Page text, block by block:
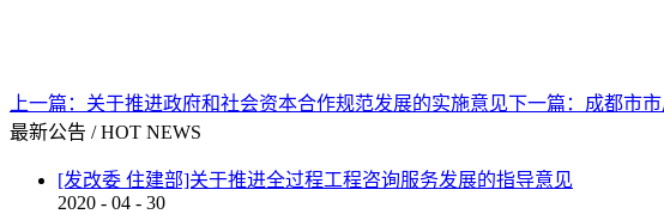
上一篇： 关于推进政府和社会资本合作规范发展的实施意见下一篇： 成都市
最新公告 / HOT NEWS
[发改委 住建部]关于推进全过程工程咨询服务发展的指导意见
2020 - 04 - 30